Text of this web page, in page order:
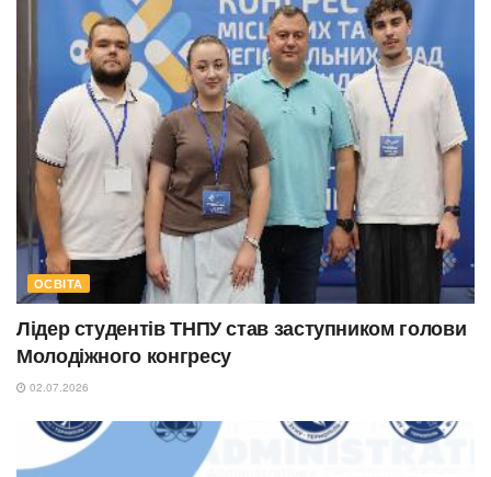
ОСВІТА
Лідер студентів ТНПУ став заступником голови
Молодіжного конгресу
02.07.2026